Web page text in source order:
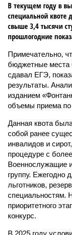
В текущем году в
специальной квоте
свыше 3,4 тысячи
прошлогодние
Примечательно,
бюджетные места
сдавал ЕГЭ,
результаты.
изданием
объемы приема по
Данная квота
собой ранее
инвалидов и
процедуре с
Военнослужащие
группу. Ежегодно
льготников,
специальностям.
приоритетного
конкурс.
В 2025 году